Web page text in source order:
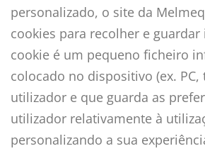
personalizado, o site da
cookies para recolher e
cookie é um pequeno ficheiro
colocado no dispositivo (ex. PC,
utilizador e que guarda as
utilizador relativamente à
personalizando a sua